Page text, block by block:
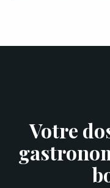
Votre